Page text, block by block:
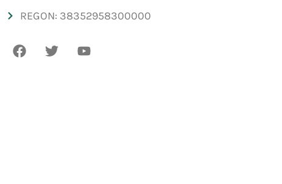
REGON: 38352958300000